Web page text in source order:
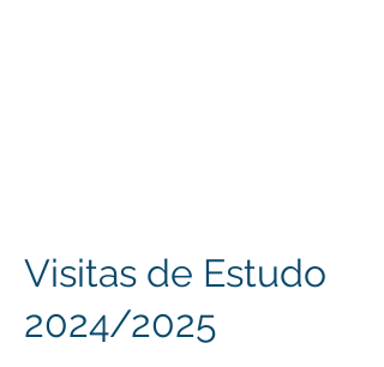
Visitas de Estudo
2024/2025